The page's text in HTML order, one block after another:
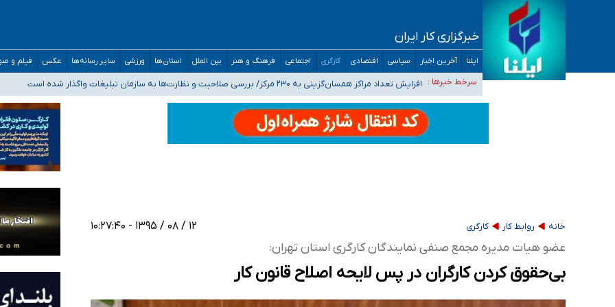
خبرگزاری کار ایران
ایلنا آخرین اخبار سیاسی اقتصادی کارگری اجتماعی فرهنگ و هنر بین الملل استان‌ها ورزشی سایر رسانه‌ها عکس فیلم و
سرخط خبرها :
ضرورت آموزش حریم خصوصی در فضای آنلاین در مدارس/ هزینه‌های سنگین اجتماعی انتشار تصاویر خصوصی برای قربانیان/
مجرمان از ترس رسواییافزایش تعداد مراکز همسان‌گزینی به ۲۳۰ مرکز/ بررسی صلاحیت و نظارت‌ها به سازمان تبلیغات واگذار شده است
۴۰ تا ۵۰ روز گرمای نسبی در پیش داریم/ دمای تهران به ۳۸ درجه می‌رسد
موضع وزارت بهداشت درباره ظرفیت پزشکی کنکور ۱۴۰۵: خواستار اصلاح ظرفیت‌ها هستیم، اما هنوز پاسخ مشخصی نگرفته‌ایم
تعویق آزمون ورودی دکترای تخصصی فرماندهی صحنه عملیات و دکترای تخصصی جغرافیای نظامی دافوس آجا
خانه روابط کار کارگری ۱۲ / ۰۸ / ۱۳۹۵ - ۱۰:۲۷:۴۰
عضو هیات مدیره مجمع صنفی نمایندگان کارگری استان تهران:
بی‌حقوق کردن کارگران در پس لایحه اصلاح قانون کار